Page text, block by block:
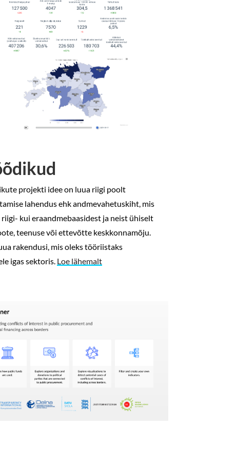
projekti idee on luua riigi poolt
lahendus ehk andmevahetuskiht, mis
kui eraandmebaasidest ja neist ühiselt
teenuse või ettevõtte keskkonnamõju.
rakendusi, mis oleks tööriistaks
igas sektoris. Loe lähemalt